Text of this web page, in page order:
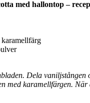
med hallontop –
karamellfärg
Dela
med karamellfärgen.